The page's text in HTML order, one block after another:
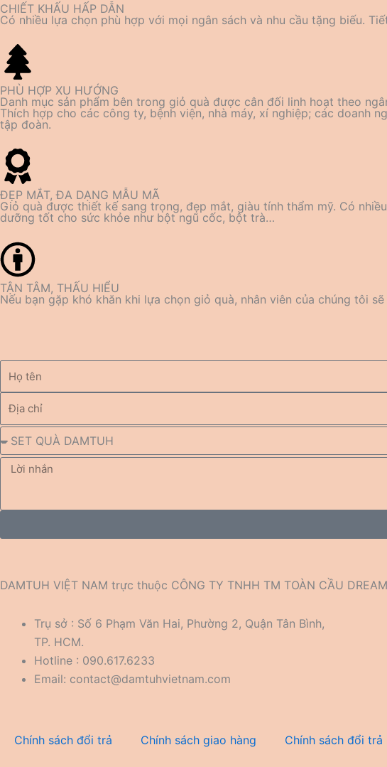
CHIẾT KHẤU HẤP DẪN
Có nhiều lựa chọn phù hợp với mọi ngân sách và nhu cầu tặng biếu.
PHÙ HỢP XU HƯỚNG
Danh mục sản phẩm bên trong giỏ quà được cân đối linh hoạt theo
Thích hợp cho các công ty, bệnh viện, nhà máy, xí nghiệp; các doanh
tập đoàn.
ĐẸP MẮT, ĐA DẠNG MẪU MÃ
Giỏ quà được thiết kế sang trọng, đẹp mắt, giàu tính thẩm mỹ. Có
dưỡng tốt cho sức khỏe như bột ngũ cốc, bột trà…
TẬN TÂM, THẤU HIỂU
Nếu bạn gặp khó khăn khi lựa chọn giỏ quà, nhân viên của chúng tôi
DAMTUH VIỆT NAM trực thuộc CÔNG TY TNHH TM TOÀN CẦU
Trụ sở : Số 6 Phạm Văn Hai, Phường 2, Quận Tân Bình,
TP. HCM.
Hotline : 090.617.6233
Email: contact@damtuhvietnam.com
Chính sách đổi trả Chính sách giao hàng Chính sách đổi trả